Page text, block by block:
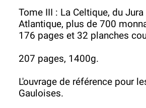
Tome III : La Celtique, du
Atlantique, plus de 700
176 pages et 32 planches
207 pages, 1400g.
L'ouvrage de référence pour
Gauloises.